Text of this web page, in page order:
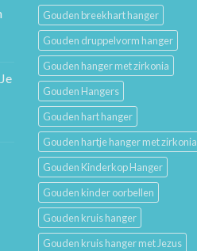
Gouden breekhart hanger
Gouden druppelvorm hanger
Gouden hanger met zirkonia
Gouden Hangers
Gouden hart hanger
Gouden hartje hanger met zirkonia
Gouden Kinderkop Hanger
Gouden kinder oorbellen
Gouden kruis hanger
Gouden kruis hanger met Jezus